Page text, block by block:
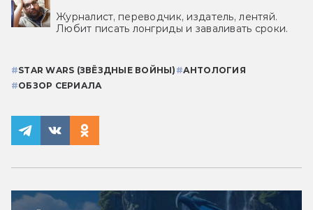
Журналист, переводчик, издатель, лентяй.
Любит писать лонгриды и заваливать сроки.
#STAR WARS (ЗВЁЗДНЫЕ ВОЙНЫ) #АНТОЛОГИЯ
#ОБЗОР СЕРИАЛА